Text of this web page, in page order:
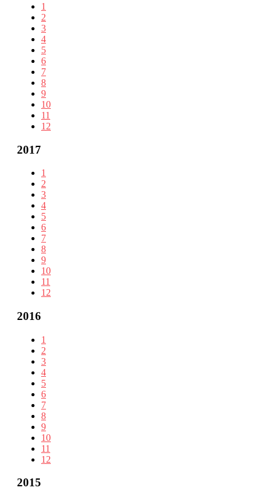
1
2
3
4
5
6
7
8
9
10
11
12
2017
1
2
3
4
5
6
7
8
9
10
11
12
2016
1
2
3
4
5
6
7
8
9
10
11
12
2015